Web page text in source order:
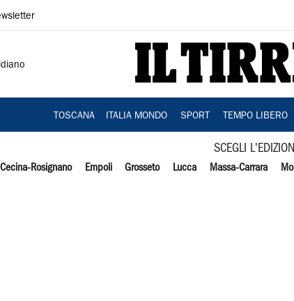
TOSCANA ITALIA MONDO SPORT TEMPO LIBERO
SCEGLI
Cecina-Rosignano Empoli Grosseto Lucca Massa-Carrara